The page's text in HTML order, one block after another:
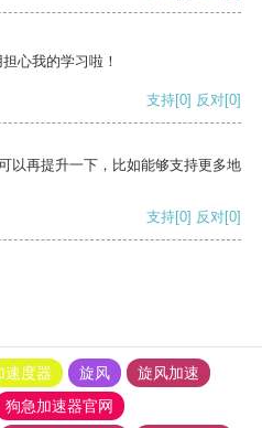
心我的学习啦！
支持[0] 反对[0]
以再提升一下，比如能够支持更多地
支持[0] 反对[0]
速度器 旋风
旋风加速
狗急加速器官网